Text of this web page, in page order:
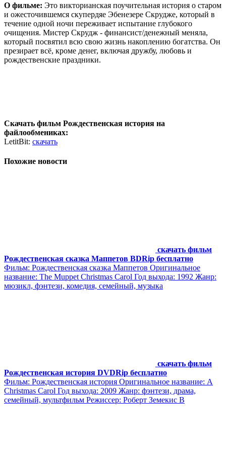
О фильме: Это викторианская поучительная история о старом
и ожесточившемся скупердяе Эбенезере Скрудже, который в
течение одной ночи переживает испытание глубокого
очищения. Мистер Скрудж - финансист/денежный меняла,
который посвятил всю свою жизнь накоплению богатства. Он
презирает всё, кроме денег, включая дружбу, любовь и
рождественские праздники.
Скачать фильм Рождественская история на
файлообмениках:
LetitBit: скачать
Похожие новости
скачать фильм
Рождественская сказка Маппетов BDRip бесплатно
Фильм: Рождественская сказка Маппетов Оригинальное
название: The Muppet Christmas Carol Год выхода: 1992 Жанр:
мюзикл, фэнтези, комедия, семейный, музыка
скачать фильм
Рождественская история DVDRip бесплатно
Фильм: Рождественская история Оригинальное название: A
Christmas Carol Год выхода: 2009 Жанр: фэнтези, драма,
семейный, мультфильм Режиссер: Роберт Земекис В